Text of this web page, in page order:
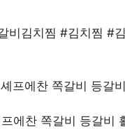
비김치찜 #김치찜 #
에찬 쪽갈비 등갈비